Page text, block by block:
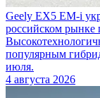
Geely EX5 EM-i
российском рынке
популярным
июля.
4 августа 2026